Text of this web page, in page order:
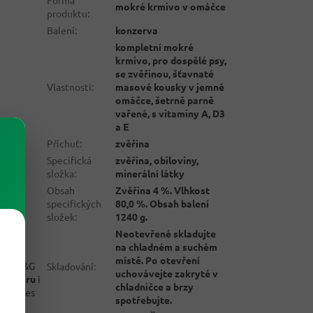
. G&G
i
že pes
produktu:
mokré krmivo v omáčce
Balení: konzerva
Vlastnosti:
kompletní mokré
krmivo, pro dospělé psy,
se zvěřinou, šťavnaté
masové kousky v jemné
omáčce, šetrně parně
vařené, s vitaminy A, D3
a E
Příchuť:
zvěřina
Specifická
složka:
zvěřina, obiloviny,
minerální látky
Obsah
specifických
složek:
Zvěřina 4 %. Vlhkost
80,0 %. Obsah balení
1240 g.
Skladování:
Neotevřené skladujte
na chladném a suchém
místě. Po otevření
uchovávejte zakryté v
chladničce a brzy
spotřebujte.